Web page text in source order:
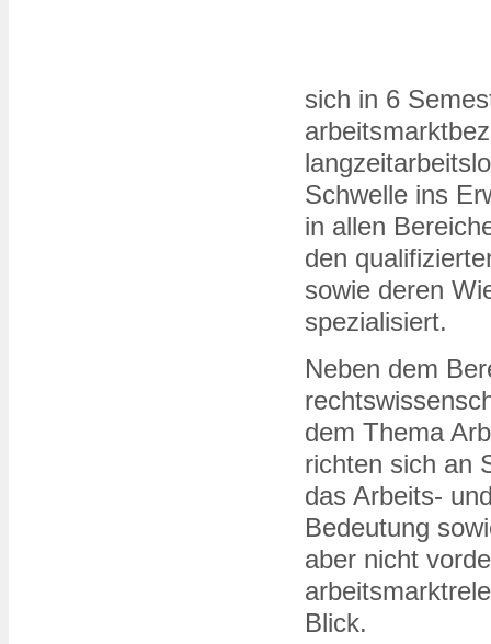
sich in 6
Schwelle ins
in allen
den
sowie deren
spezialisiert.
Neben dem
dem Thema
richten sich an
das Arbeits-
Bedeutung
aber nicht
Blick.